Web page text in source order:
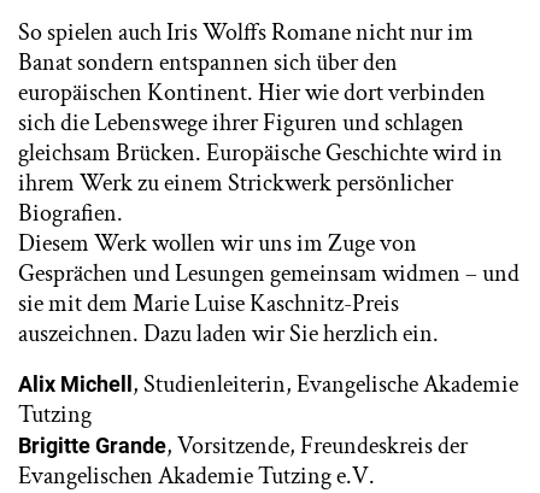
So spielen auch Iris Wolffs Romane nicht nur im
Banat sondern entspannen sich über den
europäischen Kontinent. Hier wie dort verbinden
sich die Lebenswege ihrer Figuren und schlagen
gleichsam Brücken. Europäische Geschichte wird in
ihrem Werk zu einem Strickwerk persönlicher
Biografien.
Diesem Werk wollen wir uns im Zuge von
Gesprächen und Lesungen gemeinsam widmen – und
sie mit dem Marie Luise Kaschnitz-Preis
auszeichnen. Dazu laden wir Sie herzlich ein.
Alix Michell , Studienleiterin, Evangelische Akademie
Tutzing
Brigitte Grande, Vorsitzende, Freundeskreis der
Evangelischen Akademie Tutzing e.V.